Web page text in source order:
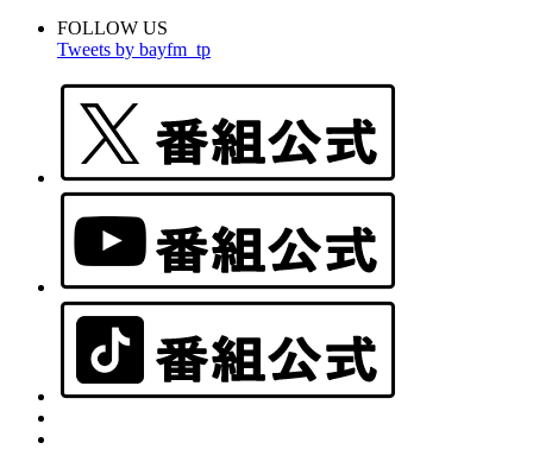
FOLLOW US
Tweets by bayfm_tp